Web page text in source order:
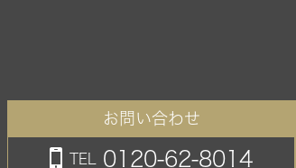
お問い合わせ
TEL 0120-62-8014